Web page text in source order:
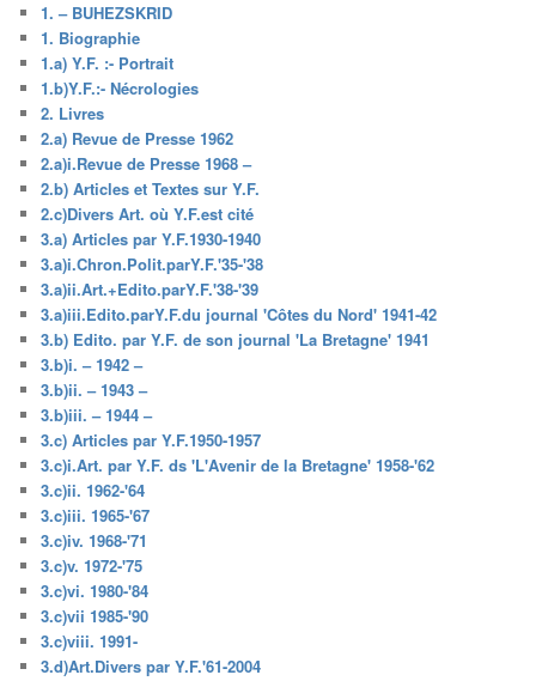
1. – BUHEZSKRID
1. Biographie
1.a) Y.F. :- Portrait
1.b)Y.F.:- Nécrologies
2. Livres
2.a) Revue de Presse 1962
2.a)i.Revue de Presse 1968 –
2.b) Articles et Textes sur Y.F.
2.c)Divers Art. où Y.F.est cité
3.a) Articles par Y.F.1930-1940
3.a)i.Chron.Polit.parY.F.'35-'38
3.a)ii.Art.+Edito.parY.F.'38-'39
3.a)iii.Edito.parY.F.du journal 'Côtes du Nord' 1941-42
3.b) Edito. par Y.F. de son journal 'La Bretagne' 1941
3.b)i. – 1942 –
3.b)ii. – 1943 –
3.b)iii. – 1944 –
3.c) Articles par Y.F.1950-1957
3.c)i.Art. par Y.F. ds 'L'Avenir de la Bretagne' 1958-'62
3.c)ii. 1962-'64
3.c)iii. 1965-'67
3.c)iv. 1968-'71
3.c)v. 1972-'75
3.c)vi. 1980-'84
3.c)vii 1985-'90
3.c)viii. 1991-
3.d)Art.Divers par Y.F.'61-2004